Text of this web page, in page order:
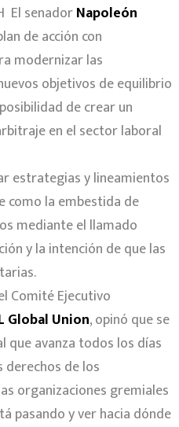
El senadorNapoleón
de acción con
modernizar las
objetivos de equilibrio
de crear un
en el sector laboral
estrategias y lineamientos
como la embestida de
mediante el llamado
y la intención de que las
Comité Ejecutivo
Global Union, opinó que se
que avanza todos los días
derechos de los
organizaciones gremiales
pasando y ver hacia dónde